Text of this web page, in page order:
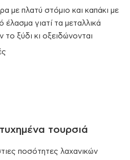
με πλατύ στόμιο και καπάκι με
έλασμα γιατί τα μεταλλικά
το ξύδι κι οξειδώνονται
τουρσιά
ποσότητες λαχανικών